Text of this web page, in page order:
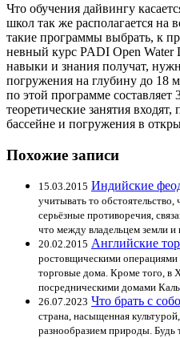
Что обучения дайвингу
школ так же располагается на
такие программы выбрать, к
невный курс PADI Open Water
навыки и знания получат,
погружения на глубину до 18
по этой программе
теоретические занятия
бассейне и погружения в
Похожие записи
15.03.2015 Индийские
учитывать то
серьёзные противоречия,
что между владельцем земли
20.02.2015 Английские
ростовщическими операциями
торговые дома. Кроме того, в
посредническими домами
26.07.2023 Что брать с
страна, насыщенная
разнообразием природы.